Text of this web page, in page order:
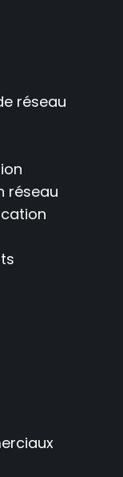
réseau
réseau